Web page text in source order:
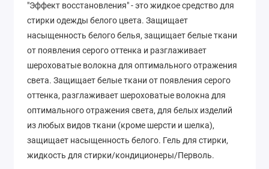
"Эффект восстановления" - это жидкое средство для
стирки одежды белого цвета. Защищает
насыщенность белого белья, защищает белые ткани
от появления серого оттенка и разглаживает
шероховатые волокна для оптимального отражения
света. Защищает белые ткани от появления серого
оттенка, разглаживает шероховатые волокна для
оптимального отражения света, для белых изделий
из любых видов ткани (кроме шерсти и шелка),
защищает насыщенность белого. Гель для стирки,
жидкость для стирки/кондиционеры/Перволь.